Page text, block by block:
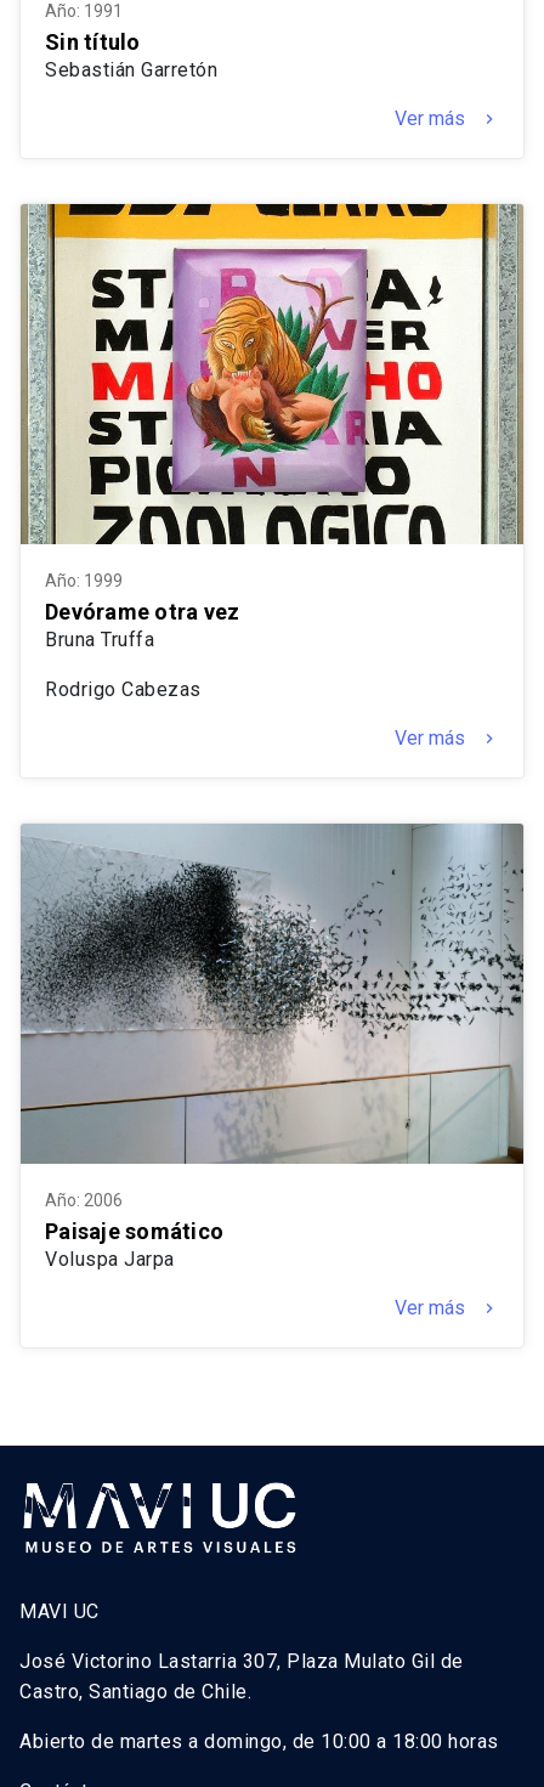
Año: 1991
Sin título
Sebastián Garretón
Ver más keyboard_arrow_right
Año: 1999
Devórame otra vez
Bruna Truffa
Rodrigo Cabezas
Ver más keyboard_arrow_right
Año: 2006
Paisaje somático
Voluspa Jarpa
Ver más keyboard_arrow_right
MAVI UC
José Victorino Lastarria 307, Plaza Mulato Gil de
Castro, Santiago de Chile.
Abierto de martes a domingo, de 10:00 a 18:00 horas